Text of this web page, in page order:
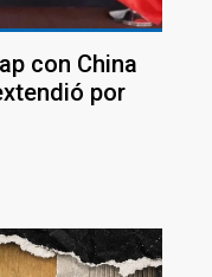
con China
por